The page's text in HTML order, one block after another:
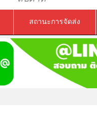
สถานะการจัดส่ง